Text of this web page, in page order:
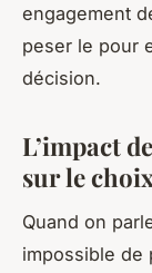
engagement
peser le pour
décision.
L’impact
sur le
Quand on
impossible de